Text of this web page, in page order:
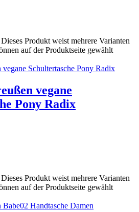
Dieses Produkt weist mehrere Varianten
auf der Produktseite gewählt
vegane
Pony Radix
Dieses Produkt weist mehrere Varianten
auf der Produktseite gewählt